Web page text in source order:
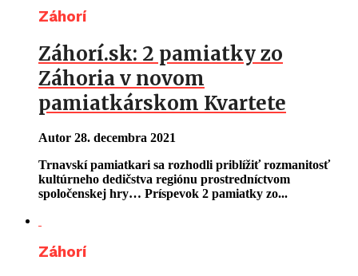
Záhorí
Záhorí.sk: 2 pamiatky zo
Záhoria v novom
pamiatkárskom Kvartete
Autor 28. decembra 2021
Trnavskí pamiatkari sa rozhodli priblížiť rozmanitosť
kultúrneho dedičstva regiónu prostredníctvom
spoločenskej hry… Príspevok 2 pamiatky zo...
Záhorí